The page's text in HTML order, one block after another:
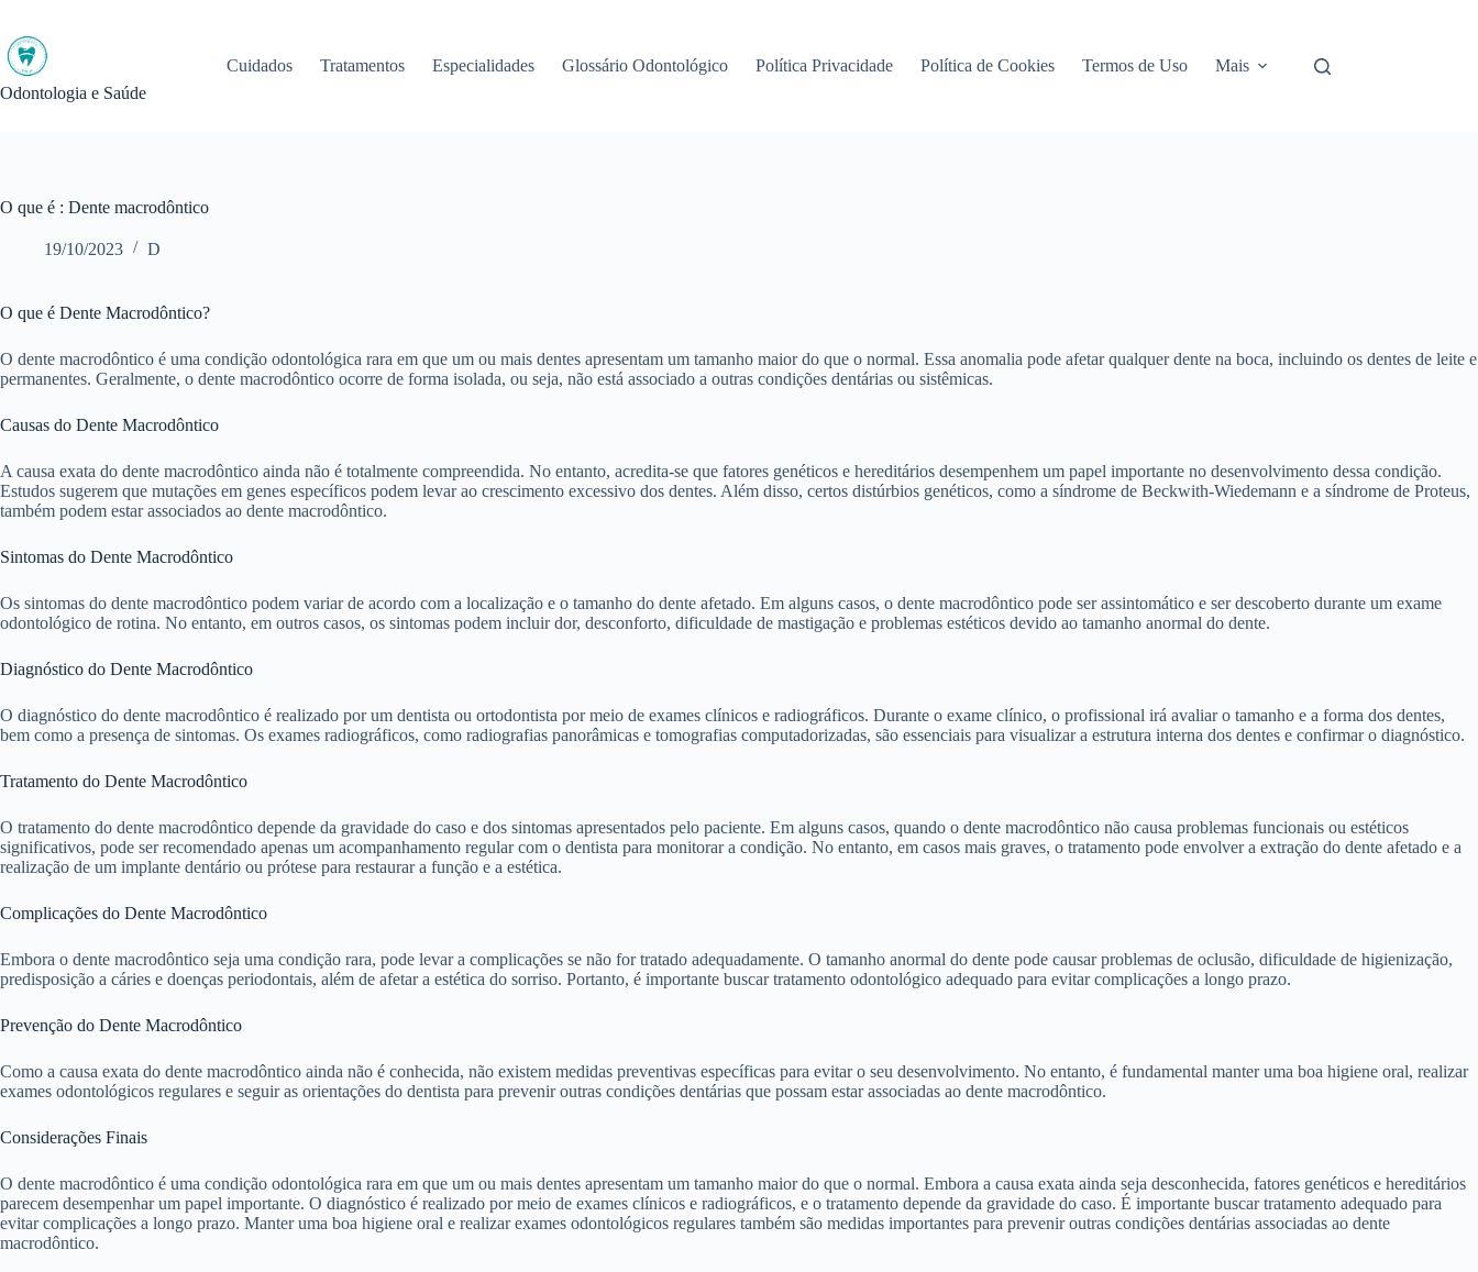
conteúdo
Odontologia e Saúde
Cuidados Tratamentos Especialidades Glossário Odontológico Política Privacidade Política de Cookies Termos de Uso Mais
O que é : Dente macrodôntico
19/10/2023 D
O que é Dente Macrodôntico?
O dente macrodôntico é uma condição odontológica rara em que um ou mais dentes apresentam um tamanho maior do que o normal. Essa anomalia pode afetar qualquer dente na boca, incluindo os dentes de leite e
permanentes. Geralmente, o dente macrodôntico ocorre de forma isolada, ou seja, não está associado a outras condições dentárias ou sistêmicas.
Causas do Dente Macrodôntico
A causa exata do dente macrodôntico ainda não é totalmente compreendida. No entanto, acredita-se que fatores genéticos e hereditários desempenhem um papel importante no desenvolvimento dessa condição.
Estudos sugerem que mutações em genes específicos podem levar ao crescimento excessivo dos dentes. Além disso, certos distúrbios genéticos, como a síndrome de Beckwith-Wiedemann e a síndrome de Proteus,
também podem estar associados ao dente macrodôntico.
Sintomas do Dente Macrodôntico
Os sintomas do dente macrodôntico podem variar de acordo com a localização e o tamanho do dente afetado. Em alguns casos, o dente macrodôntico pode ser assintomático e ser descoberto durante um exame
odontológico de rotina. No entanto, em outros casos, os sintomas podem incluir dor, desconforto, dificuldade de mastigação e problemas estéticos devido ao tamanho anormal do dente.
Diagnóstico do Dente Macrodôntico
O diagnóstico do dente macrodôntico é realizado por um dentista ou ortodontista por meio de exames clínicos e radiográficos. Durante o exame clínico, o profissional irá avaliar o tamanho e a forma dos dentes,
bem como a presença de sintomas. Os exames radiográficos, como radiografias panorâmicas e tomografias computadorizadas, são essenciais para visualizar a estrutura interna dos dentes e confirmar o diagnóstico.
Tratamento do Dente Macrodôntico
O tratamento do dente macrodôntico depende da gravidade do caso e dos sintomas apresentados pelo paciente. Em alguns casos, quando o dente macrodôntico não causa problemas funcionais ou estéticos
significativos, pode ser recomendado apenas um acompanhamento regular com o dentista para monitorar a condição. No entanto, em casos mais graves, o tratamento pode envolver a extração do dente afetado e a
realização de um implante dentário ou prótese para restaurar a função e a estética.
Complicações do Dente Macrodôntico
Embora o dente macrodôntico seja uma condição rara, pode levar a complicações se não for tratado adequadamente. O tamanho anormal do dente pode causar problemas de oclusão, dificuldade de higienização,
predisposição a cáries e doenças periodontais, além de afetar a estética do sorriso. Portanto, é importante buscar tratamento odontológico adequado para evitar complicações a longo prazo.
Prevenção do Dente Macrodôntico
Como a causa exata do dente macrodôntico ainda não é conhecida, não existem medidas preventivas específicas para evitar o seu desenvolvimento. No entanto, é fundamental manter uma boa higiene oral, realizar
exames odontológicos regulares e seguir as orientações do dentista para prevenir outras condições dentárias que possam estar associadas ao dente macrodôntico.
Considerações Finais
O dente macrodôntico é uma condição odontológica rara em que um ou mais dentes apresentam um tamanho maior do que o normal. Embora a causa exata ainda seja desconhecida, fatores genéticos e hereditários
parecem desempenhar um papel importante. O diagnóstico é realizado por meio de exames clínicos e radiográficos, e o tratamento depende da gravidade do caso. É importante buscar tratamento adequado para
evitar complicações a longo prazo. Manter uma boa higiene oral e realizar exames odontológicos regulares também são medidas importantes para prevenir outras condições dentárias associadas ao dente
macrodôntico.